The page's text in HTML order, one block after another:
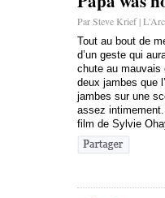
Par Steve Krief |
Tout au bout de
d’un geste qui
chute au mauvais
deux jambes que
jambes sur une
assez
film de Sylvie